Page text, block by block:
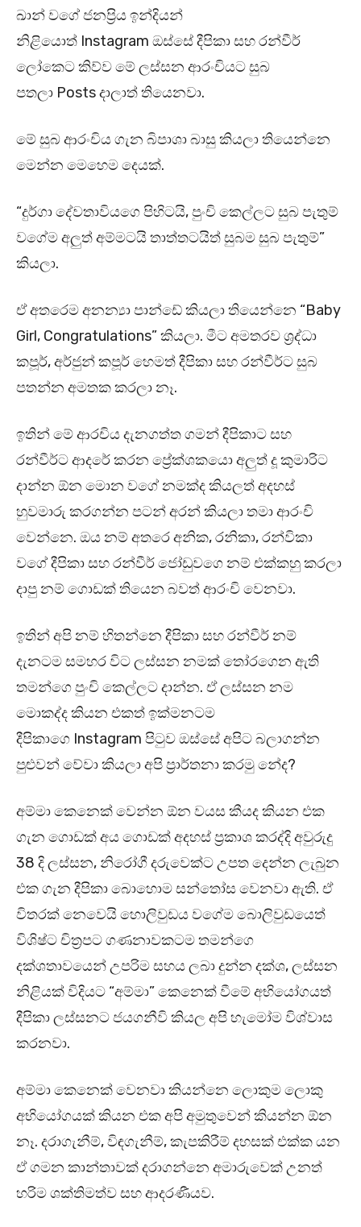
ඛාන් වගේ ජනප්‍රිය ඉන්දියන්
නිළියොත් Instagram ඔස්සේ දීපිකා සහ රන්වීර්
ලෝකෙට කිව්ව මේ ලස්සන ආරංචියට සුබ
පතලා Posts දාලාත් තියෙනවා.
මේ සුබ ආරංචිය ගැන බිපාශා බාසු කියලා තියෙන්නෙ
මෙන්න මෙහෙම දෙයක්.
“දුර්ගා දේවතාවියගෙ පිහිටයි, පුංචි කෙල්ලට සුබ පැතුම්
වගේම අලුත් අම්මටයි තාත්තටයිත් සුබම සුබ පැතුම්”
කියලා.
ඒ අතරෙම අනන්‍යා පාන්ඩේ කියලා තියෙන්නෙ “Baby
Girl, Congratulations” කියලා. මීට අමතරව ශ්‍රද්ධා
කපූර්, අර්ජුන් කපූර් හෙමත් දීපිකා සහ රන්වීර්ට සුබ
පතන්න අමතක කරලා නෑ.
ඉතින් මේ ආරචිය දැනගත්ත ගමන් දීපිකාට සහ
රන්වීර්ට ආදරේ කරන ප්‍රේක්ශකයො අලුත් දූ කුමාරිට
දාන්න ඕන මොන වගේ නමක්ද කියලත් අදහස්
හුවමාරු කරගන්න පටන් අරන් කියලා තමා ආරංචි
වෙන්නෙ. ඔය නම් අතරෙ අනික, රනිකා, රන්විකා
වගේ දීපිකා සහ රන්වීර් ජෝඩුවගෙ නම් එක්කහු කරලා
දාපු නම් ගොඩක් තියෙන බවත් ආරංචි වෙනවා.
ඉතින් අපි නම් හිතන්නෙ දීපිකා සහ රන්වීර් නම්
දැනටම සමහර විට ලස්සන නමක් තෝරගෙන ඇති
තමන්ගෙ පුංචි කෙල්ලට දාන්න. ඒ ලස්සන නම
මොකද්ද කියන එකත් ඉක්මනටම
දීපිකාගෙ Instagram පිටුව ඔස්සේ අපිට බලාගන්න
පුළුවන් වේවා කියලා අපි ප්‍රාර්තනා කරමු නේද?
අම්මා කෙනෙක් වෙන්න ඕන වයස කීයද කියන එක
ගැන ගොඩක් අය ගොඩක් අදහස් ප්‍රකාශ කරද්දි අවුරුදු
38 දි ලස්සන, නිරෝගී දරුවෙක්ට උපත දෙන්න ලැබුන
එක ගැන දීපිකා බොහොම සන්තෝස වෙනවා ඇති. ඒ
විතරක් නෙවෙයි හොලිවුඩය වගේම බොලිවුඩයෙත්
විශිෂ්ට චිත්‍රපට ගණනාවකටම තමන්ගෙ
දක්ශතාවයෙන් උපරිම සහය ලබා දුන්න දක්ශ, ලස්සන
නිළියක් විදියට “අම්මා” කෙනෙක් වීමේ අභියෝගයත්
දීපිකා ලස්සනට ජයගනීවි කියල අපි හැමෝම විශ්වාස
කරනවා.
අම්මා කෙනෙක් වෙනවා කියන්නෙ ලොකුම ලොකු
අභියෝගයක් කියන එක අපි අමුතුවෙන් කියන්න ඕන
නෑ. දරාගැනීම්, විඳගැනීම්, කැපකිරීම් දහසක් එක්ක යන
ඒ ගමන කාන්තාවක් දරාගන්නෙ අමාරුවෙක් උනත්
හරිම ශක්තිමත්ව සහ ආදරණීයව.